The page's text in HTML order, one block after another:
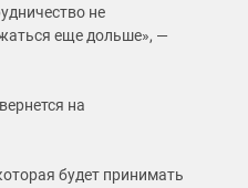
не
еще дольше», —
на
будет принимать